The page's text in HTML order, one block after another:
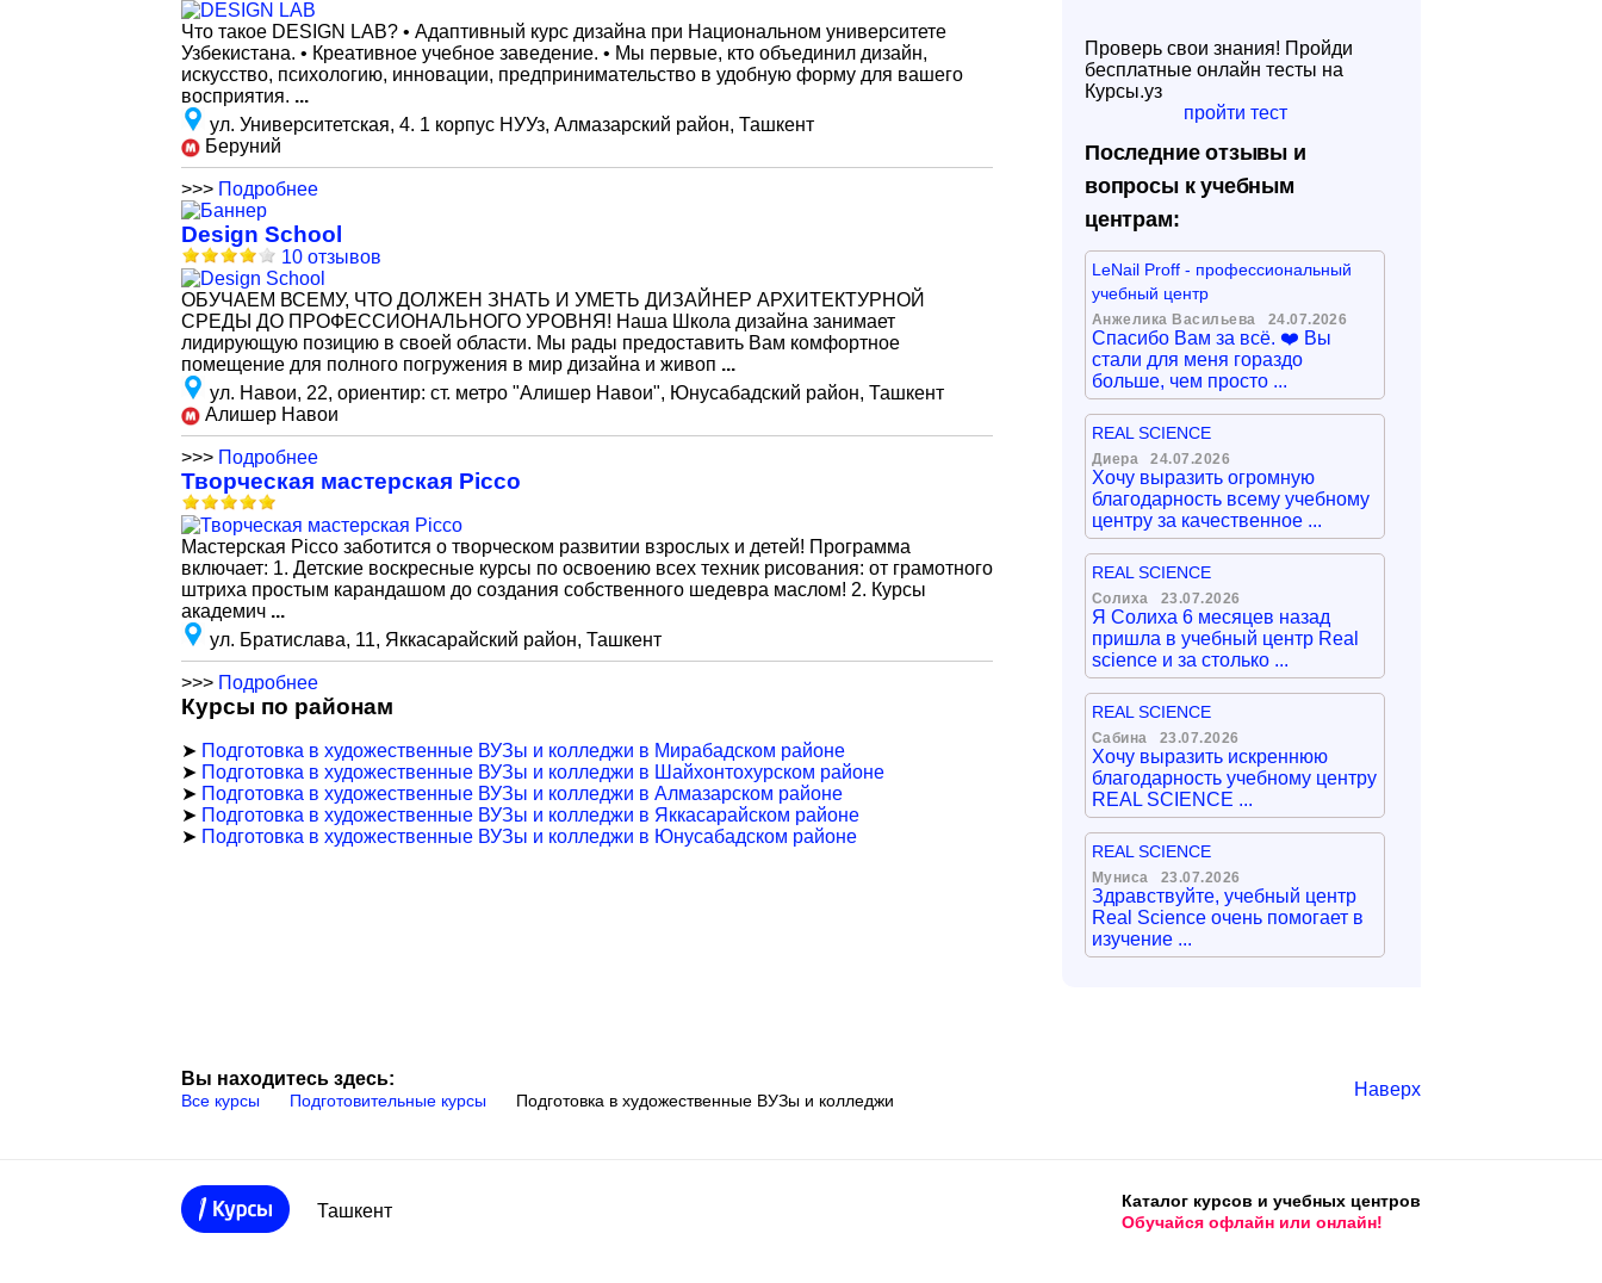
Что такое DESIGN LAB? • Адаптивный курс дизайна при Национальном университете
Узбекистана. • Креативное учебное заведение. • Мы первые, кто объединил дизайн,
искусство, психологию, инновации, предпринимательство в удобную форму для вашего
восприятия. ...
ул. Университетская, 4. 1 корпус НУУз, Алмазарский район, Ташкент
Беруний
>>> Подробнее
Design School
10 отзывов
ОБУЧАЕМ ВСЕМУ, ЧТО ДОЛЖЕН ЗНАТЬ И УМЕТЬ ДИЗАЙНЕР АРХИТЕКТУРНОЙ
СРЕДЫ ДО ПРОФЕССИОНАЛЬНОГО УРОВНЯ! Наша Школа дизайна занимает
лидирующую позицию в своей области. Мы рады предоставить Вам комфортное
помещение для полного погружения в мир дизайна и живоп ...
ул. Навои, 22, ориентир: ст. метро "Алишер Навои", Юнусабадский район, Ташкент
Алишер Навои
>>> Подробнее
Творческая мастерская Picco
Мастерская Picco заботится о творческом развитии взрослых и детей! Программа
включает: 1. Детские воскресные курсы по освоению всех техник рисования: от грамотного
штриха простым карандашом до создания собственного шедевра маслом! 2. Курсы
академич ...
ул. Братислава, 11, Яккасарайский район, Ташкент
>>> Подробнее
Курсы по районам
➤ Подготовка в художественные ВУЗы и колледжи в Мирабадском районе
➤ Подготовка в художественные ВУЗы и колледжи в Шайхонтохурском районе
➤ Подготовка в художественные ВУЗы и колледжи в Алмазарском районе
➤ Подготовка в художественные ВУЗы и колледжи в Яккасарайском районе
➤ Подготовка в художественные ВУЗы и колледжи в Юнусабадском районе
Проверь свои знания! Пройди
бесплатные онлайн тесты на
Курсы.уз
пройти тест
Последние отзывы и
вопросы к учебным
центрам:
LeNail Proff - профессиональный
учебный центр
Анжелика Васильева 24.07.2026
Спасибо Вам за всё. ❤️ Вы
стали для меня гораздо
больше, чем просто ...
REAL SCIENCE
Диера 24.07.2026
Хочу выразить огромную
благодарность всему учебному
центру за качественное ...
REAL SCIENCE
Солиха 23.07.2026
Я Солиха 6 месяцев назад
пришла в учебный центр Real
science и за столько ...
REAL SCIENCE
Сабина 23.07.2026
Хочу выразить искреннюю
благодарность учебному центру
REAL SCIENCE ...
REAL SCIENCE
Муниса 23.07.2026
Здравствуйте, учебный центр
Real Science очень помогает в
изучение ...
Вы находитесь здесь:
Все курсы Подготовительные курсы Подготовка в художественные ВУЗы и колледжи
Наверх
Ташкент
Каталог курсов и учебных центров
Обучайся офлайн или онлайн!